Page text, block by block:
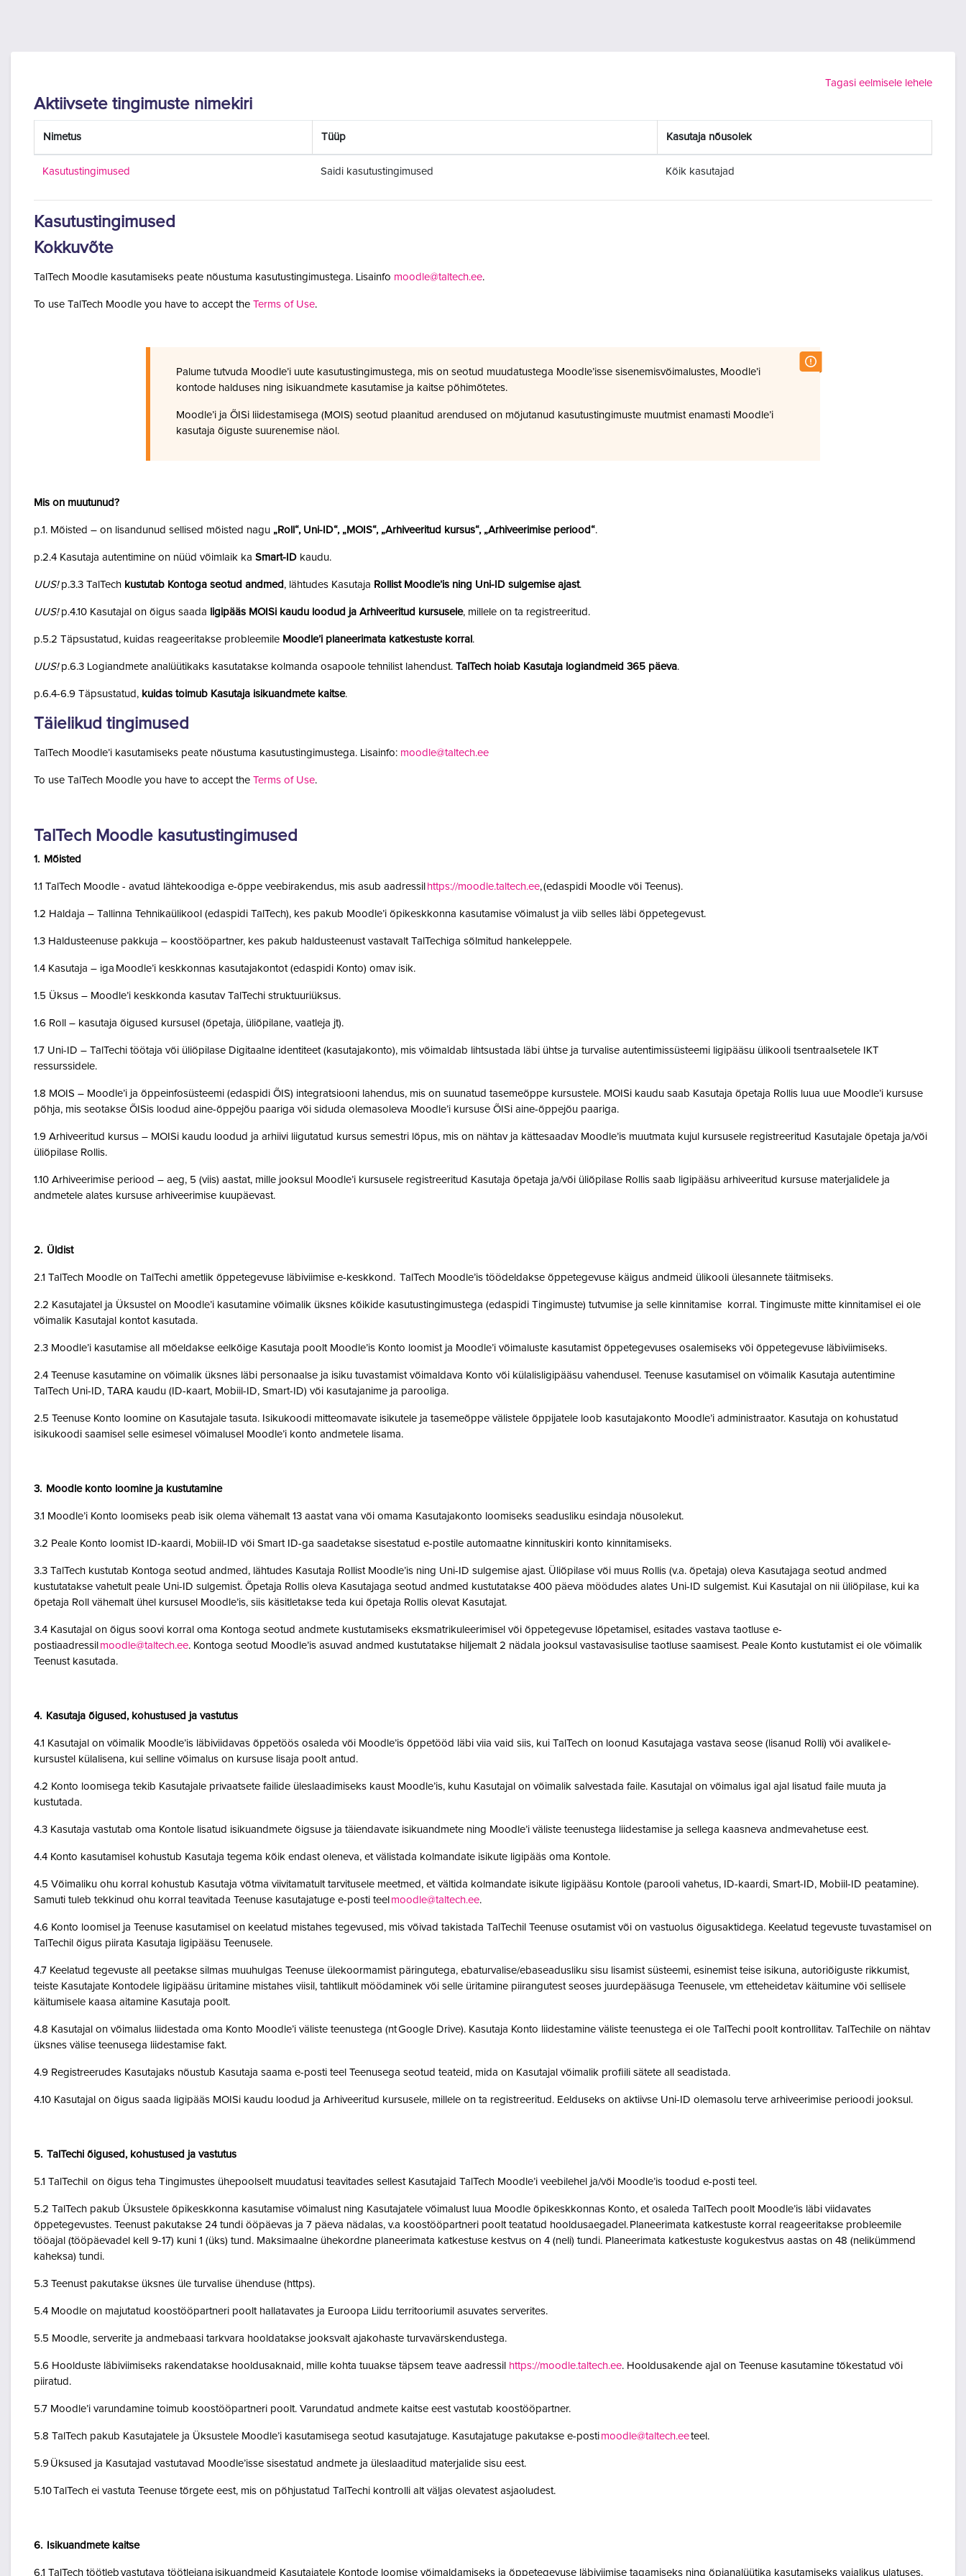
Tagasi eelmisele lehele
Aktiivsete tingimuste nimekiri
Nimetus Tüüp Kasutaja nõusolek
Kasutustingimused Saidi kasutustingimused Kõik kasutajad
Kasutustingimused
Kokkuvõte
TalTech Moodle kasutamiseks peate nõustuma kasutustingimustega. Lisainfo moodle@taltech.ee.
To use TalTech Moodle you have to accept the Terms of Use.
Palume tutvuda Moodle’i uute kasutustingimustega, mis on seotud muudatustega Moodle’isse sisenemisvõimalustes, Moodle’i
kontode halduses ning isikuandmete kasutamise ja kaitse põhimõtetes.
Moodle’i ja ÕISi liidestamisega (MOIS) seotud plaanitud arendused on mõjutanud kasutustingimuste muutmist enamasti Moodle’i
kasutaja õiguste suurenemise näol.
Mis on muutunud?
p.1. Mõisted – on lisandunud sellised mõisted nagu „Roll“, Uni-ID“, „MOIS“, „Arhiveeritud kursus“, „Arhiveerimise periood“.
p.2.4 Kasutaja autentimine on nüüd võimlaik ka Smart-ID kaudu.
UUS!p.3.3 TalTech kustutab Kontoga seotud andmed , lähtudes Kasutaja Rollist Moodle’is ning Uni-ID sulgemise ajast.
UUS!p.4.10 Kasutajal on õigus saada ligipääs MOISi kaudu loodud ja Arhiveeritud kursusele, millele on ta registreeritud.
p.5.2 Täpsustatud, kuidas reageeritakse probleemile Moodle’i planeerimata katkestuste korral .
UUS!p.6.3 Logiandmete analüütikaks kasutatakse kolmanda osapoole tehnilist lahendust. TalTech hoiab Kasutaja logiandmeid 365 päeva.
p.6.4-6.9 Täpsustatud, kuidas toimub Kasutaja isikuandmete kaitse.
Täielikud tingimused
TalTech Moodle’i kasutamiseks peate nõustuma kasutustingimustega. Lisainfo: moodle@taltech.ee
To use TalTech Moodle you have to accept the Terms of Use.
TalTech Moodle kasutustingimused
1. Mõisted
1.1 TalTech Moodle - avatud lähtekoodiga e-õppe veebirakendus, mis asub aadressil https://moodle.taltech.ee, (edaspidi Moodle või Teenus).
1.2 Haldaja – Tallinna Tehnikaülikool (edaspidi TalTech), kes pakub Moodle’i õpikeskkonna kasutamise võimalust ja viib selles läbi õppetegevust.
1.3 Haldusteenuse pakkuja – koostööpartner, kes pakub haldusteenust vastavalt TalTechiga sõlmitud hankeleppele.
1.4 Kasutaja – iga Moodle’i keskkonnas kasutajakontot (edaspidi Konto) omav isik.
1.5 Üksus – Moodle’i keskkonda kasutav TalTechi struktuuriüksus.
1.6 Roll – kasutaja õigused kursusel (õpetaja, üliõpilane, vaatleja jt).
1.7 Uni-ID – TalTechi töötaja või üliõpilase Digitaalne identiteet (kasutajakonto), mis võimaldab lihtsustada läbi ühtse ja turvalise autentimissüsteemi ligipääsu ülikooli tsentraalsetele IKT
ressurssidele.
1.8 MOIS – Moodle’i ja õppeinfosüsteemi (edaspidi ÕIS) integratsiooni lahendus, mis on suunatud tasemeõppe kursustele. MOISi kaudu saab Kasutaja õpetaja Rollis luua uue Moodle’i kursuse
põhja, mis seotakse ÕISis loodud aine-õppejõu paariga või siduda olemasoleva Moodle’i kursuse ÕISi aine-õppejõu paariga.
1.9 Arhiveeritud kursus – MOISi kaudu loodud ja arhiivi liigutatud kursus semestri lõpus, mis on nähtav ja kättesaadav Moodle’is muutmata kujul kursusele registreeritud Kasutajale õpetaja ja/või
üliõpilase Rollis.
1.10 Arhiveerimise periood – aeg, 5 (viis) aastat, mille jooksul Moodle’i kursusele registreeritud Kasutaja õpetaja ja/või üliõpilase Rollis saab ligipääsu arhiveeritud kursuse materjalidele ja
andmetele alates kursuse arhiveerimise kuupäevast.
2. Üldist
2.1 TalTech Moodle on TalTechi ametlik õppetegevuse läbiviimise e-keskkond. TalTech Moodle’is töödeldakse õppetegevuse käigus andmeid ülikooli ülesannete täitmiseks.
2.2 Kasutajatel ja Üksustel on Moodle’i kasutamine võimalik üksnes kõikide kasutustingimustega (edaspidi Tingimuste) tutvumise ja selle kinnitamise korral. Tingimuste mitte kinnitamisel ei ole
võimalik Kasutajal kontot kasutada.
2.3 Moodle’i kasutamise all mõeldakse eelkõige Kasutaja poolt Moodle’is Konto loomist ja Moodle’i võimaluste kasutamist õppetegevuses osalemiseks või õppetegevuse läbiviimiseks.
2.4 Teenuse kasutamine on võimalik üksnes läbi personaalse ja isiku tuvastamist võimaldava Konto või külalisligipääsu vahendusel. Teenuse kasutamisel on võimalik Kasutaja autentimine
TalTech Uni-ID, TARA kaudu (ID-kaart, Mobiil-ID, Smart-ID) või kasutajanime ja parooliga.
2.5 Teenuse Konto loomine on Kasutajale tasuta. Isikukoodi mitteomavate isikutele ja tasemeõppe välistele õppijatele loob kasutajakonto Moodle’i administraator. Kasutaja on kohustatud
isikukoodi saamisel selle esimesel võimalusel Moodle’i konto andmetele lisama.
3. Moodle konto loomine ja kustutamine
3.1 Moodle’i Konto loomiseks peab isik olema vähemalt 13 aastat vana või omama Kasutajakonto loomiseks seadusliku esindaja nõusolekut.
3.2 Peale Konto loomist ID-kaardi, Mobiil-ID või Smart ID-ga saadetakse sisestatud e-postile automaatne kinnituskiri konto kinnitamiseks.
3.3 TalTech kustutab Kontoga seotud andmed, lähtudes Kasutaja Rollist Moodle’is ning Uni-ID sulgemise ajast. Üliõpilase või muus Rollis (v.a. õpetaja) oleva Kasutajaga seotud andmed
kustutatakse vahetult peale Uni-ID sulgemist. Õpetaja Rollis oleva Kasutajaga seotud andmed kustutatakse 400 päeva möödudes alates Uni-ID sulgemist. Kui Kasutajal on nii üliõpilase, kui ka
õpetaja Roll vähemalt ühel kursusel Moodle’is, siis käsitletakse teda kui õpetaja Rollis olevat Kasutajat.
3.4 Kasutajal on õigus soovi korral oma Kontoga seotud andmete kustutamiseks eksmatrikuleerimisel või õppetegevuse lõpetamisel, esitades vastava taotluse e-
postiaadressil moodle@taltech.ee. Kontoga seotud Moodle’is asuvad andmed kustutatakse hiljemalt 2 nädala jooksul vastavasisulise taotluse saamisest. Peale Konto kustutamist ei ole võimalik
Teenust kasutada.
4. Kasutaja õigused, kohustused ja vastutus
4.1 Kasutajal on võimalik Moodle’is läbiviidavas õppetöös osaleda või Moodle’is õppetööd läbi viia vaid siis, kui TalTech on loonud Kasutajaga vastava seose (lisanud Rolli) või avalikel e-
kursustel külalisena, kui selline võimalus on kursuse lisaja poolt antud.
4.2 Konto loomisega tekib Kasutajale privaatsete failide üleslaadimiseks kaust Moodle’is, kuhu Kasutajal on võimalik salvestada faile. Kasutajal on võimalus igal ajal lisatud faile muuta ja
kustutada.
4.3 Kasutaja vastutab oma Kontole lisatud isikuandmete õigsuse ja täiendavate isikuandmete ning Moodle’i väliste teenustega liidestamise ja sellega kaasneva andmevahetuse eest.
4.4 Konto kasutamisel kohustub Kasutaja tegema kõik endast oleneva, et välistada kolmandate isikute ligipääs oma Kontole.
4.5 Võimaliku ohu korral kohustub Kasutaja võtma viivitamatult tarvitusele meetmed, et vältida kolmandate isikute ligipääsu Kontole (parooli vahetus, ID-kaardi, Smart-ID, Mobiil-ID peatamine).
Samuti tuleb tekkinud ohu korral teavitada Teenuse kasutajatuge e-posti teel moodle@taltech.ee.
4.6 Konto loomisel ja Teenuse kasutamisel on keelatud mistahes tegevused, mis võivad takistada TalTechil Teenuse osutamist või on vastuolus õigusaktidega. Keelatud tegevuste tuvastamisel on
TalTechil õigus piirata Kasutaja ligipääsu Teenusele.
4.7 Keelatud tegevuste all peetakse silmas muuhulgas Teenuse ülekoormamist päringutega, ebaturvalise/ebaseadusliku sisu lisamist süsteemi, esinemist teise isikuna, autoriõiguste rikkumist,
teiste Kasutajate Kontodele ligipääsu üritamine mistahes viisil, tahtlikult möödaminek või selle üritamine piirangutest seoses juurdepääsuga Teenusele, vm etteheidetav käitumine või sellisele
käitumisele kaasa aitamine Kasutaja poolt.
4.8 Kasutajal on võimalus liidestada oma Konto Moodle’i väliste teenustega (nt Google Drive). Kasutaja Konto liidestamine väliste teenustega ei ole TalTechi poolt kontrollitav. TalTechile on nähtav
üksnes välise teenusega liidestamise fakt.
4.9 Registreerudes Kasutajaks nõustub Kasutaja saama e-posti teel Teenusega seotud teateid, mida on Kasutajal võimalik profiili sätete all seadistada.
4.10 Kasutajal on õigus saada ligipääs MOISi kaudu loodud ja Arhiveeritud kursusele, millele on ta registreeritud. Eelduseks on aktiivse Uni-ID olemasolu terve arhiveerimise perioodi jooksul.
5. TalTechi õigused, kohustused ja vastutus
5.1 TalTechil on õigus teha Tingimustes ühepoolselt muudatusi teavitades sellest Kasutajaid TalTech Moodle’i veebilehel ja/või Moodle’is toodud e-posti teel.
5.2 TalTech pakub Üksustele õpikeskkonna kasutamise võimalust ning Kasutajatele võimalust luua Moodle õpikeskkonnas Konto, et osaleda TalTech poolt Moodle’is läbi viidavates
õppetegevustes. Teenust pakutakse 24 tundi ööpäevas ja 7 päeva nädalas, v.a koostööpartneri poolt teatatud hooldusaegadel. Planeerimata katkestuste korral reageeritakse probleemile
tööajal (tööpäevadel kell 9-17) kuni 1 (üks) tund. Maksimaalne ühekordne planeerimata katkestuse kestvus on 4 (neli) tundi. Planeerimata katkestuste kogukestvus aastas on 48 (nelikümmend
kaheksa) tundi.
5.3 Teenust pakutakse üksnes üle turvalise ühenduse (https).
5.4 Moodle on majutatud koostööpartneri poolt hallatavates ja Euroopa Liidu territooriumil asuvates serverites.
5.5 Moodle, serverite ja andmebaasi tarkvara hooldatakse jooksvalt ajakohaste turvavärskendustega.
5.6 Hoolduste läbiviimiseks rakendatakse hooldusaknaid, mille kohta tuuakse täpsem teave aadressil https://moodle.taltech.ee. Hooldusakende ajal on Teenuse kasutamine tõkestatud või
piiratud.
5.7 Moodle’i varundamine toimub koostööpartneri poolt. Varundatud andmete kaitse eest vastutab koostööpartner.
5.8 TalTech pakub Kasutajatele ja Üksustele Moodle’i kasutamisega seotud kasutajatuge. Kasutajatuge pakutakse e-posti moodle@taltech.eeteel.
5.9 Üksused ja Kasutajad vastutavad Moodle’isse sisestatud andmete ja üleslaaditud materjalide sisu eest.
5.10 TalTech ei vastuta Teenuse tõrgete eest, mis on põhjustatud TalTechi kontrolli alt väljas olevatest asjaoludest.
6. Isikuandmete kaitse
6.1 TalTech töötleb vastutava töötlejana isikuandmeid Kasutajatele Kontode loomise võimaldamiseks ja õppetegevuse läbiviimise tagamiseks ning õpianalüütika kasutamiseks vajalikus ulatuses.